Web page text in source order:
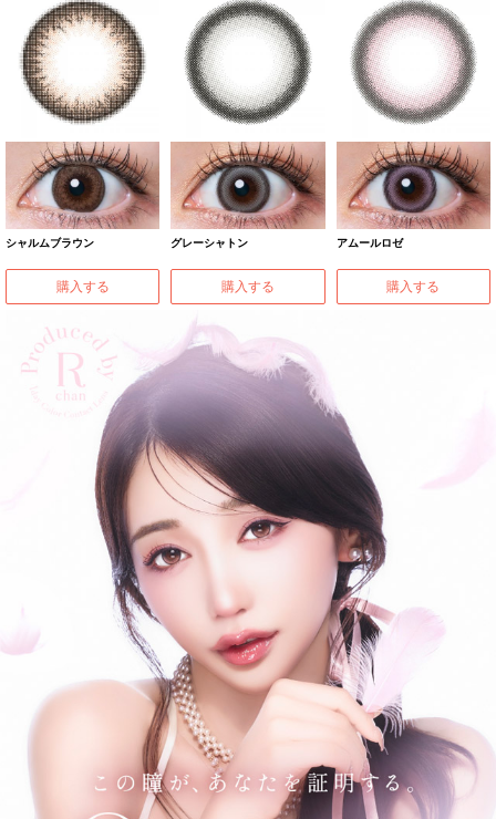
シャルムブラウン
購入する
グレーシャトン
購入する
アムールロゼ
購入する